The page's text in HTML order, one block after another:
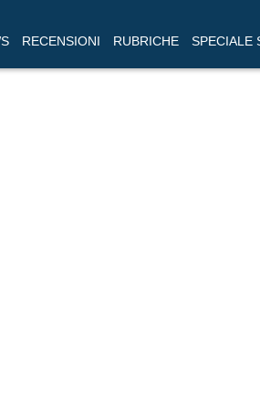
RECENSIONI RUBRICHE SPECIALE